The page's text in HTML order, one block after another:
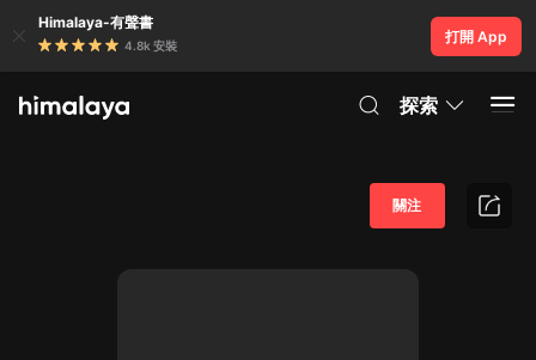
Himalaya-有聲書
4.8k 安裝
打開 App
探索
關注